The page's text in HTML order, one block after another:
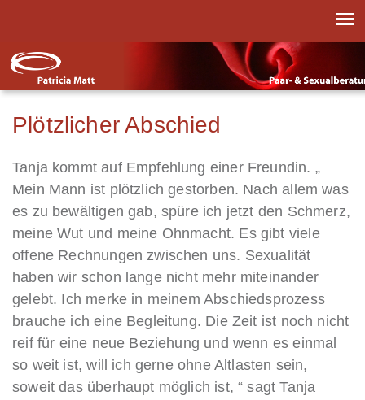
Plötzlicher Abschied
Tanja kommt auf Empfehlung einer Freundin. „
Mein Mann ist plötzlich gestorben. Nach allem was
es zu bewältigen gab, spüre ich jetzt den Schmerz,
meine Wut und meine Ohnmacht. Es gibt viele
offene Rechnungen zwischen uns. Sexualität
haben wir schon lange nicht mehr miteinander
gelebt. Ich merke in meinem Abschiedsprozess
brauche ich eine Begleitung. Die Zeit ist noch nicht
reif für eine neue Beziehung und wenn es einmal
so weit ist, will ich gerne ohne Altlasten sein,
soweit das überhaupt möglich ist, “ sagt Tanja